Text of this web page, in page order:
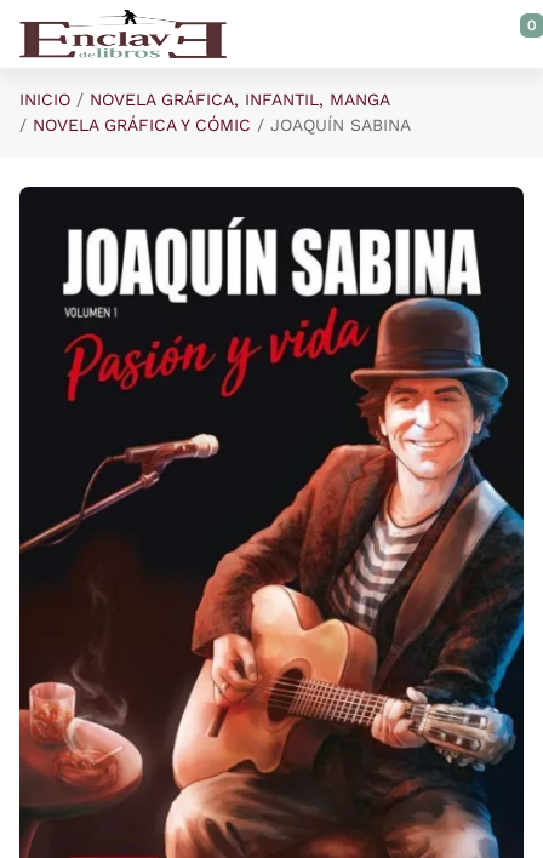
Saltar al contenido principal
0
INICIO
NOVELA GRÁFICA, INFANTIL, MANGA
NOVELA GRÁFICA Y CÓMIC
JOAQUÍN SABINA